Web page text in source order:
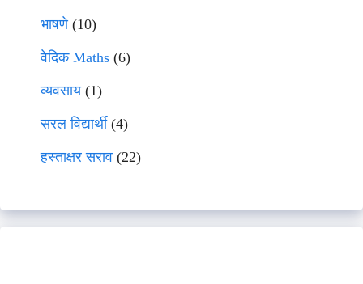
भाषणे(10)
वेदिक Maths (6)
व्यवसाय(1)
सरल विद्यार्थी(4)
हस्ताक्षर सराव (22)